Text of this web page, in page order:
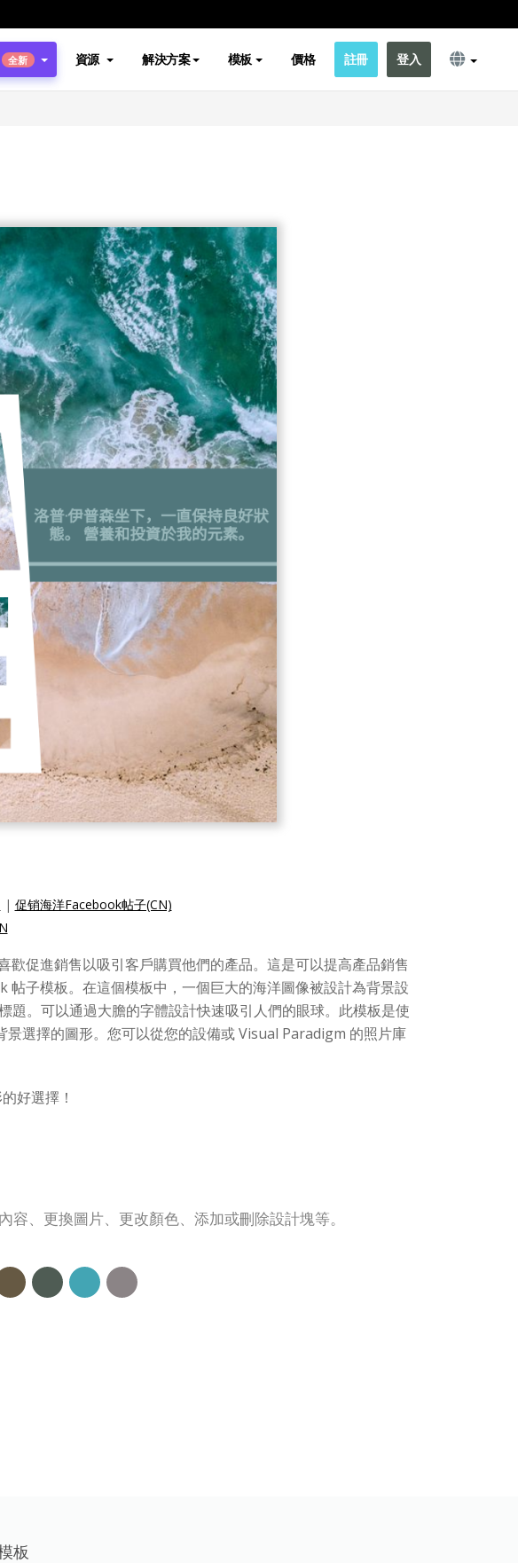
全新 資源 解決方案 模板 價格 註冊 登入
| 促销海洋Facebook帖子(CN)
促進銷售以吸引客戶購買他們的產品。這是可以提高產品銷售
子模板。在這個模板中，一個巨大的海洋圖像被設計為背景設
題。可以通過大膽的字體設計快速吸引人們的眼球。此模板是使
選擇的圖形。您可以從您的設備或 Visual Paradigm 的照片庫
好選擇！
、更換圖片、更改顏色、添加或刪除設計塊等。
板